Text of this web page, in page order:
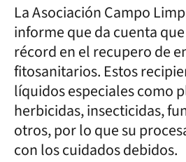
La Asociación Campo
informe que da cuenta
récord en el recupero de
fitosanitarios. Estos
líquidos especiales como
herbicidas, insecticidas,
otros, por lo que su
con los cuidados debidos.